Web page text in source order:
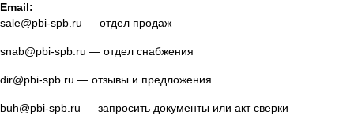
Email:
sale@pbi-spb.ru — отдел продаж
snab@pbi-spb.ru — отдел снабжения
dir@pbi-spb.ru — отзывы и предложения
buh@pbi-spb.ru — запросить документы или акт сверки